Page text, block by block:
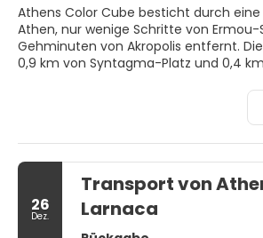
Athens Color Cube besticht durch eine
Athen, nur wenige Schritte von
Gehminuten von Akropolis entfernt. Dieses Apartment ist
0,9 km von Syntagma-Platz und 0,4
Freu dich in deiner Freizeit auf:
Fühl dich in einem der 6 Zimmer, die
ausgestattet sind und Küchen bieten,
Kühlschränke/Gefrierfächer und
zu Hause. WLAN-Internetzugang
Flachbildfernseher sorgen für
26
Dez.
Transport von
Larnaca